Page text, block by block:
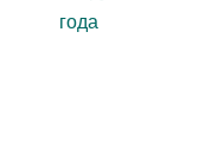
года